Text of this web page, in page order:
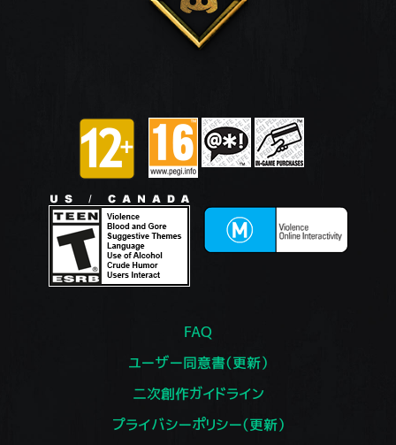
FAQ
ユーザー同意書（更新）
二次創作ガイドライン
プライバシーポリシー（更新）